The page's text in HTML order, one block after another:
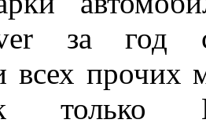
за год
всех прочих
только